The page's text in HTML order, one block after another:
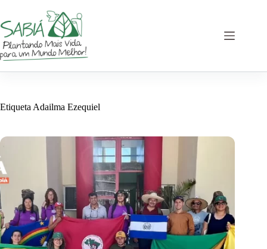
contenido
Etiqueta Adailma Ezequiel